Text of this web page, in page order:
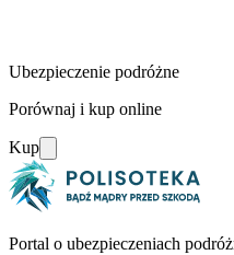
Ubezpieczenie podróżne
Porównaj i kup online
Kup
Portal o ubezpieczeniach